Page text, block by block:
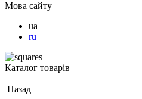
Мова сайту
ua
ru
Каталог товарів
Назад